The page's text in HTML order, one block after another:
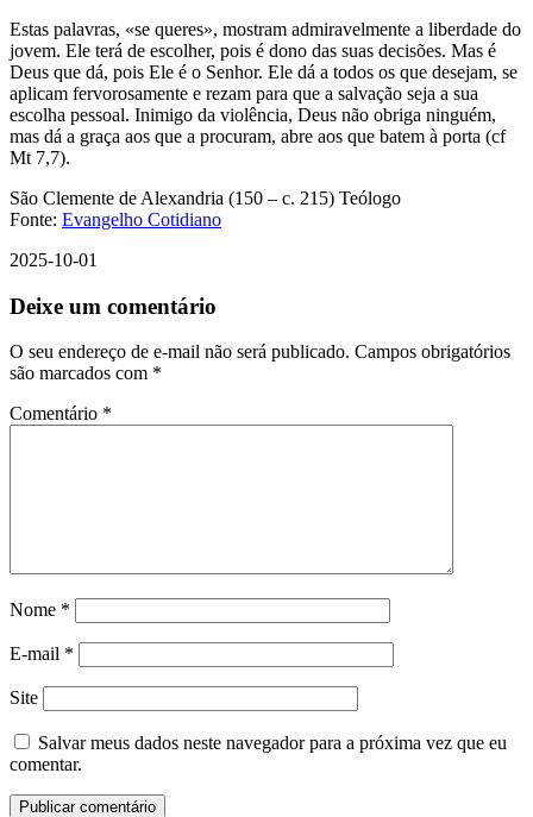
Estas palavras, «se queres», mostram admiravelmente a liberdade do
jovem. Ele terá de escolher, pois é dono das suas decisões. Mas é
Deus que dá, pois Ele é o Senhor. Ele dá a todos os que desejam, se
aplicam fervorosamente e rezam para que a salvação seja a sua
escolha pessoal. Inimigo da violência, Deus não obriga ninguém,
mas dá a graça aos que a procuram, abre aos que batem à porta (cf
Mt 7,7).
São Clemente de Alexandria (150 – c. 215) Teólogo
Fonte: Evangelho Cotidiano
2025-10-01
Deixe um comentário
O seu endereço de e-mail não será publicado. Campos obrigatórios
são marcados com *
Comentário *
Nome *
E-mail *
Site
Salvar meus dados neste navegador para a próxima vez que eu
comentar.